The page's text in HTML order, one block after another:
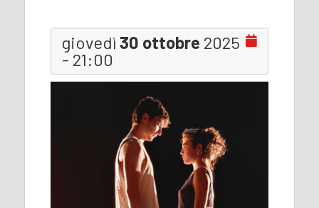
giovedì 30 ottobre 2025
- 21:00